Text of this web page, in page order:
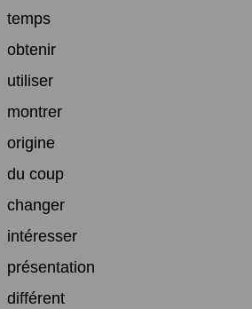
temps
obtenir
utiliser
montrer
origine
du coup
changer
intéresser
présentation
différent